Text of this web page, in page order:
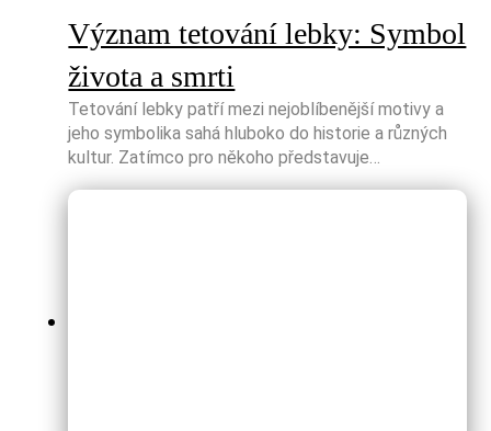
Význam tetování lebky: Symbol
života a smrti
Tetování lebky patří mezi nejoblíbenější motivy a
jeho symbolika sahá hluboko do historie a různých
kultur. Zatímco pro někoho představuje…